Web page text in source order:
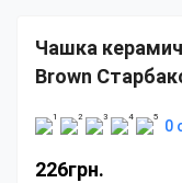
Чашка
Brown
0
226грн.